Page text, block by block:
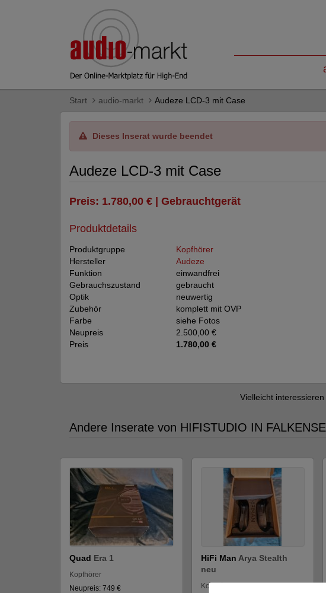
Start audio-markt Audeze LCD-3 mit Case
Dieses Inserat wurde beendet
Audeze LCD-3 mit Case
Preis: 1.780,00 € | Gebrauchtgerät
Produktdetails
Produktgruppe
Kopfhörer
Hersteller
Audeze
Funktion
einwandfrei
Gebrauchszustand
gebraucht
Optik
neuwertig
Zubehör
komplett mit OVP
Farbe
siehe Fotos
Neupreis
2.500,00 €
Preis
1.780,00 €
Vielleicht
Andere Inserate von HIFISTUDIO IN
Quad Era 1
Kopfhörer
Neupreis: 749 €
HiFi Man Arya Stealth
neu
Kopfhörer